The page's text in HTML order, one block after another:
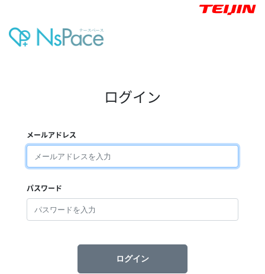
ログイン
メールアドレス
パスワード
ログイン